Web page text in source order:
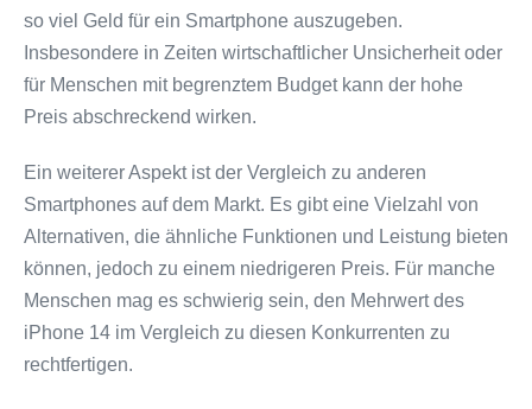
so viel Geld für ein Smartphone auszugeben.
Insbesondere in Zeiten wirtschaftlicher Unsicherheit oder
für Menschen mit begrenztem Budget kann der hohe
Preis abschreckend wirken.
Ein weiterer Aspekt ist der Vergleich zu anderen
Smartphones auf dem Markt. Es gibt eine Vielzahl von
Alternativen, die ähnliche Funktionen und Leistung bieten
können, jedoch zu einem niedrigeren Preis. Für manche
Menschen mag es schwierig sein, den Mehrwert des
iPhone 14 im Vergleich zu diesen Konkurrenten zu
rechtfertigen.